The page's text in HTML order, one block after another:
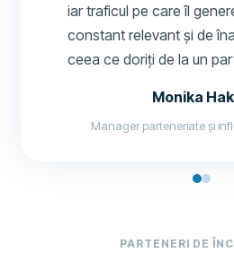
iar traficul pe care îl
constant relevant și de
ceea ce doriți de la un
Monika
Manager parteneriate și
PARTENERI DE